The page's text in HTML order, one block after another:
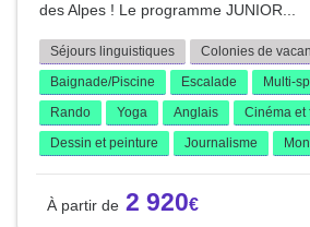
des Alpes ! Le programme JUNIOR...
Séjours linguistiques
Colonies de
Baignade/Piscine
Escalade Multi-
Rando
Yoga Anglais
Cinéma et
Dessin et peinture
Journalisme
2 920